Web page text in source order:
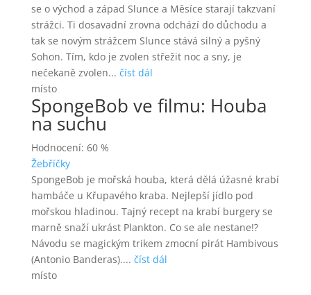
se o východ a západ Slunce a Měsíce starají takzvaní
strážci. Ti dosavadní zrovna odchází do důchodu a
tak se novým strážcem Slunce stává silný a pyšný
Sohon. Tím, kdo je zvolen střežit noc a sny, je
nečekaně zvolen... číst dál
místo
SpongeBob ve filmu: Houba
na suchu
Hodnocení: 60 %
Žebříčky
SpongeBob je mořská houba, která dělá úžasné krabí
hambáče u Křupavého kraba. Nejlepší jídlo pod
mořskou hladinou. Tajný recept na krabí burgery se
marně snaží ukrást Plankton. Co se ale nestane!?
Návodu se magickým trikem zmocní pirát Hambivous
(Antonio Banderas).... číst dál
místo